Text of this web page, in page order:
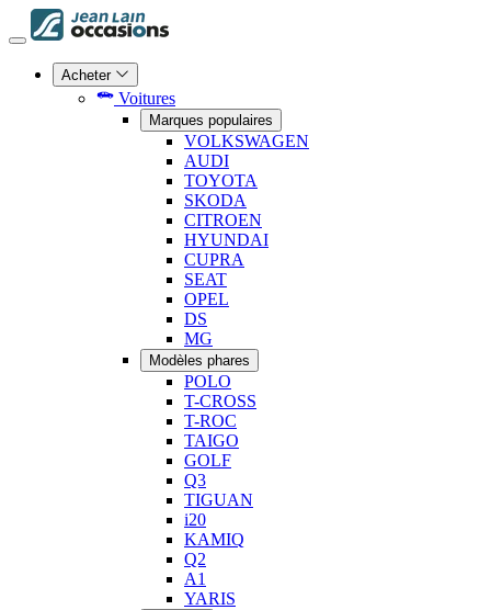
Acheter
Voitures
Marques populaires
VOLKSWAGEN
AUDI
TOYOTA
SKODA
CITROEN
HYUNDAI
CUPRA
SEAT
OPEL
DS
MG
Modèles phares
POLO
T-CROSS
T-ROC
TAIGO
GOLF
Q3
TIGUAN
i20
KAMIQ
Q2
A1
YARIS